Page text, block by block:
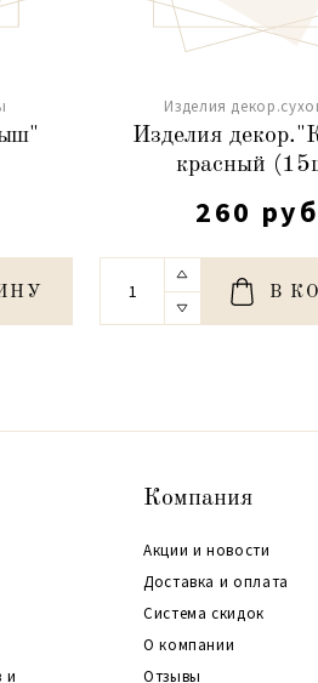
Изделия
Изделия
красный
260
В
и
Компания
Акции и новости
Доставка и оплата
Система скидок
О компании
Отзывы